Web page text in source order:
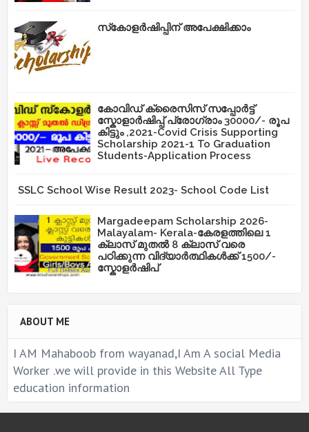
സ്‌കോളർഷിപ്പിന് അപേക്ഷിക്കാം
കോവിഡ് ക്രൈസിസ് സപ്പോർട്ട്
സ്കോളാർഷിപ്പ് പ്രോഗ്രാം 30000/- രൂപ
കിട്ടും ,2021-Covid Crisis Supporting
Scholarship 2021-1 To Graduation
Students-Application Process
SSLC School Wise Result 2023- School Code List
Margadeepam Scholarship 2026-
Malayalam- Kerala-കേരളത്തിലെ 1
ക്ലാസ് മുതൽ 8 ക്ലാസ് വരെ
പഠിക്കുന്ന വിദ്യാർത്ഥികൾക്ക് 1500/-
സ്കോളർഷിപ്
ABOUT ME
I AM Mahaboob from wayanad,I Am A social Media
Worker .we will provide in this Website All Type
education information